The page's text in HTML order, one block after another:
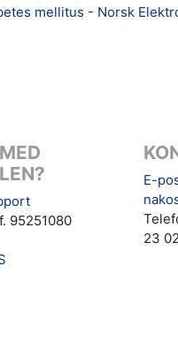
mellitus - Norsk
95251080
E-
23